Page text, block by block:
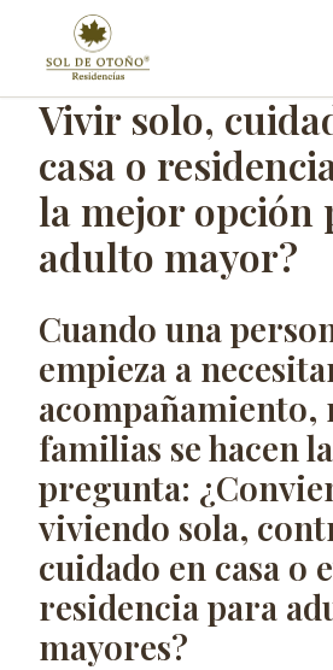
contenido
Vivir solo,
casa o
la mejor opción
adulto mayor?
Cuando una
empieza a
acompañamiento,
familias se hacen
pregunta:
viviendo sola,
cuidado en casa o
residencia para
mayores?